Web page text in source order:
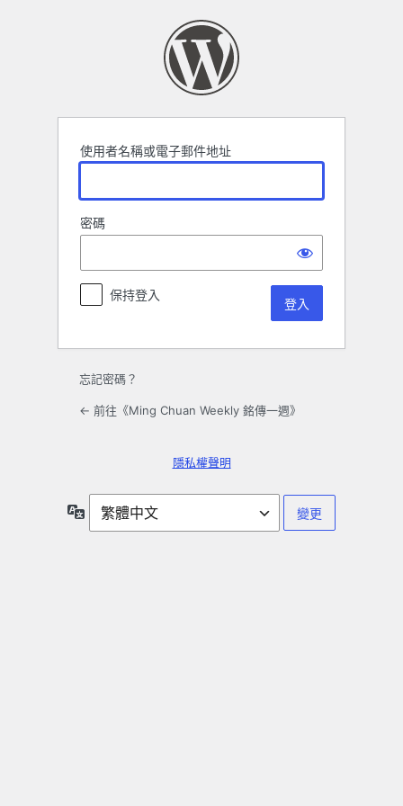
使用者名稱或電子郵件地址
密碼
保持登入
忘記密碼？
← 前往《Ming Chuan Weekly 銘傳一週》
隱私權聲明
言